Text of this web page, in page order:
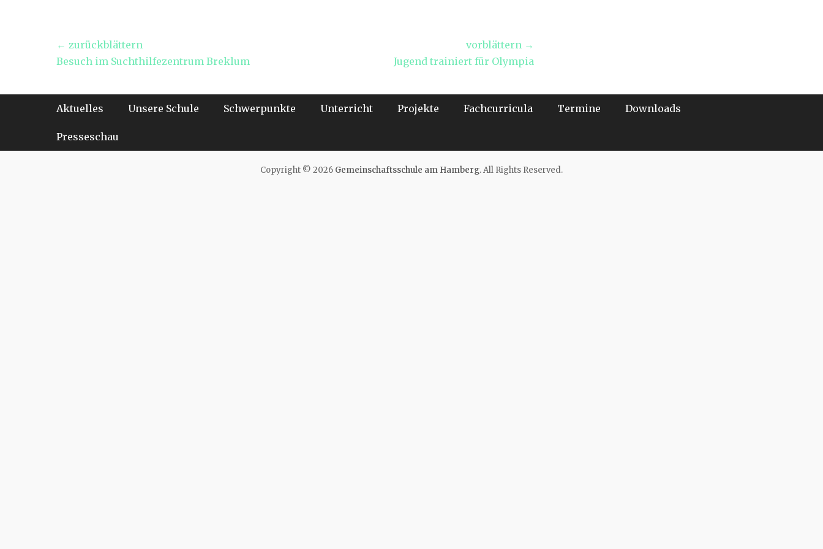
Beitragsnavigation
← zurückblättern
Vorheriger
Besuch im Suchthilfezentrum Breklum
vorblättern →
Jugend trainiert für Olympia
Footer-Menü
Weiter
Inhalt
Aktuelles Unsere Schule Schwerpunkte Unterricht Projekte Fachcurricula Termine Downloads
Presseschau
Copyright © 2026 Gemeinschaftsschule am Hamberg. All Rights Reserved.